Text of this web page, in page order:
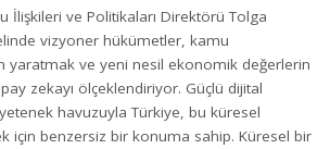
İlişkileri ve Politikaları Direktörü Tolga
vizyoner hükümetler, kamu
yaratmak ve yeni nesil ekonomik değerlerin
zekayı ölçeklendiriyor. Güçlü dijital
havuzuyla Türkiye, bu küresel
için benzersiz bir konuma sahip. Küresel bir